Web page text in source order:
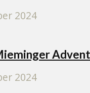
2024
2024